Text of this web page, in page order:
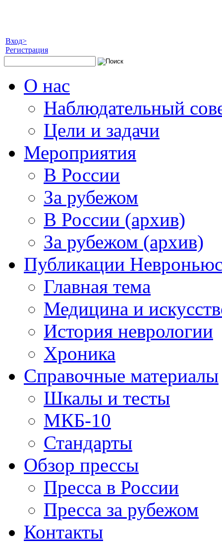
Вход>
Регистрация
О нас
Наблюдательный
Цели и задачи
Мероприятия
В России
За рубежом
В России (архив)
За рубежом (архив)
Публикации
Главная тема
Медицина и
История неврологии
Хроника
Справочные материалы
Шкалы и тесты
МКБ-10
Стандарты
Обзор прессы
Пресса в России
Пресса за рубежом
Контакты